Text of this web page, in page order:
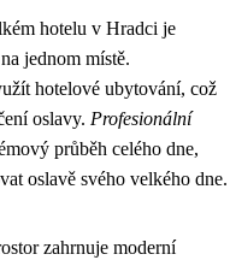
hotelu v Hradci je
jednom místě.
hotelové ubytování, což
oslavy. Profesionální
průběh celého dne,
oslavě svého velkého dne.
zahrnuje moderní